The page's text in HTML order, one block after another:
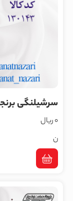
سرشیلنگی
0 ریال
ن